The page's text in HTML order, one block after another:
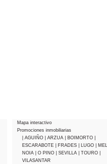
Mapa interactivo
Promociones inmobiliarias
| AGUIÑO
| ARZUA | BOIMORTO
ESCARABOTE
| FRADES | LUGO
|
NOIA
| O PINO | SEVILLA | TOURO
VILASANTAR